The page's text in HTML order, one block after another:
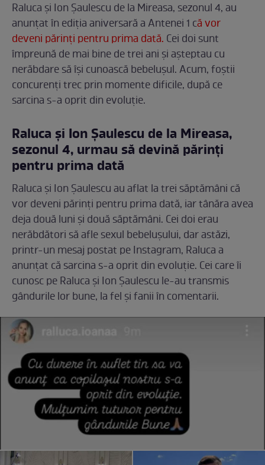
Raluca și Ion Șaulescu de la Mireasa, sezonul 4, au
anunțat în ediția aniversară a Antenei 1 că vor
deveni părinți pentru prima dată. Cei doi sunt
împreună de mai bine de trei ani și așteptau cu
nerăbdare să își cunoască bebelușul. Acum, foștii
concurenți trec prin momente dificile, după ce
sarcina s-a oprit din evoluție.
Raluca și Ion Șaulescu de la Mireasa,
sezonul 4, urmau să devină părinți
pentru prima dată
Raluca și Ion Șaulescu au aflat la trei săptămâni că
vor deveni părinți pentru prima dată, iar tânăra avea
deja două luni și două săptămâni. Cei doi erau
nerăbdători să afle sexul bebelușului, dar astăzi,
printr-un mesaj postat pe Instagram, Raluca a
anunțat că sarcina s-a oprit din evoluție. Cei care îi
cunosc pe Raluca și Ion Șaulescu le-au transmis
gândurile lor bune, la fel și fanii în comentarii.